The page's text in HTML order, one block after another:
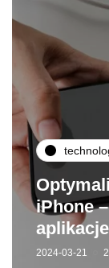
iPhone
aplikacje
2024-03-21